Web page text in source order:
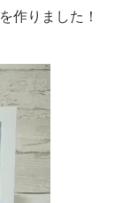
を作りました！